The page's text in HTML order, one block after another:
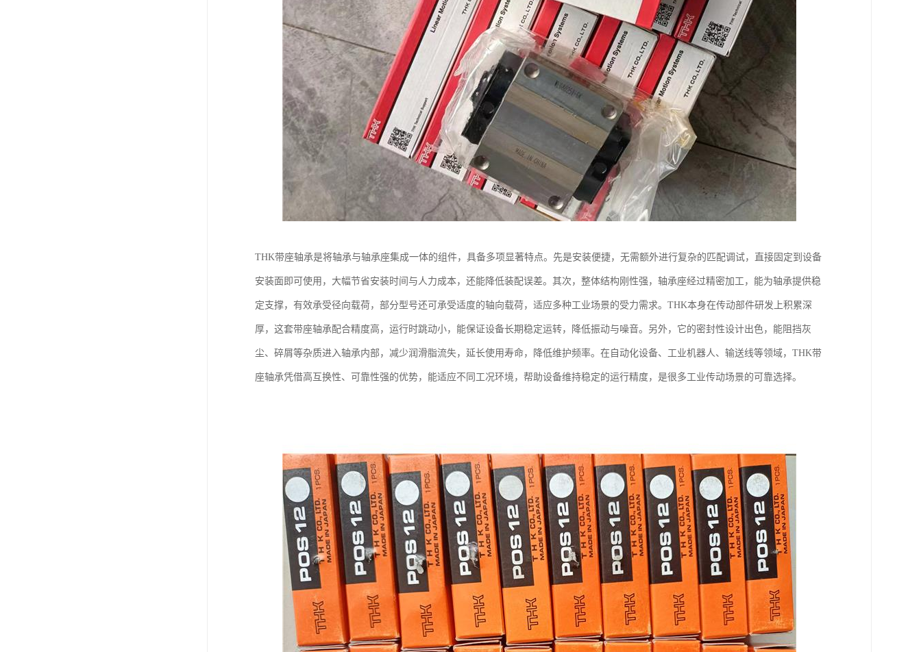
THK带座轴承是将轴承与轴承座集成一体的组件，具备多项显著特点。先是安装便捷，无需额外进行复杂的匹配调试，直接固定到设备
安装面即可使用，大幅节省安装时间与人力成本，还能降低装配误差。其次，整体结构刚性强，轴承座经过精密加工，能为轴承提供稳
定支撑，有效承受径向载荷，部分型号还可承受适度的轴向载荷，适应多种工业场景的受力需求。THK本身在传动部件研发上积累深
厚，这套带座轴承配合精度高，运行时跳动小，能保证设备长期稳定运转，降低振动与噪音。另外，它的密封性设计出色，能阻挡灰
尘、碎屑等杂质进入轴承内部，减少润滑脂流失，延长使用寿命，降低维护频率。在自动化设备、工业机器人、输送线等领域，THK带
座轴承凭借高互换性、可靠性强的优势，能适应不同工况环境，帮助设备维持稳定的运行精度，是很多工业传动场景的可靠选择。